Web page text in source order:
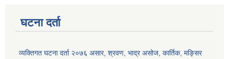
घटना दर्ता
व्यक्तिगत घटना दर्ता २०७६ असार, श्रवण, भाद्र असोज, कार्तिक, मङ्सिर